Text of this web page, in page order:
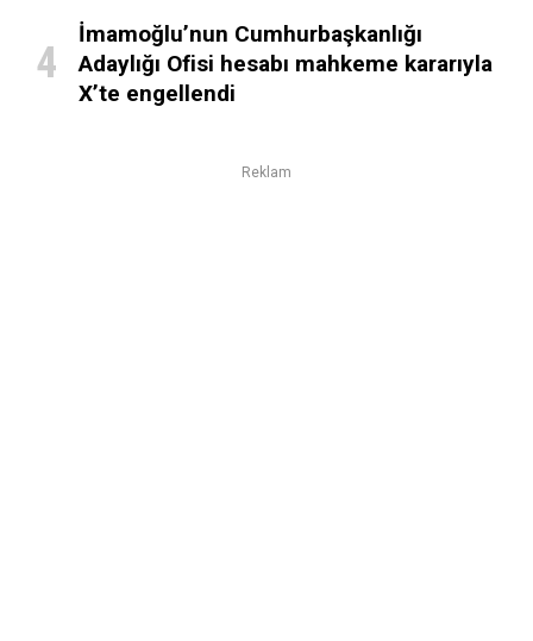
İmamoğlu’nun Cumhurbaşkanlığı
Adaylığı Ofisi hesabı mahkeme kararıyla
X’te engellendi
Reklam